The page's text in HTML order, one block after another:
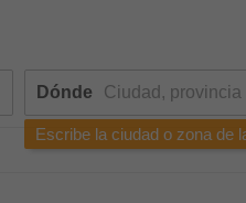
Dónde
Escribe la ciudad o zona de